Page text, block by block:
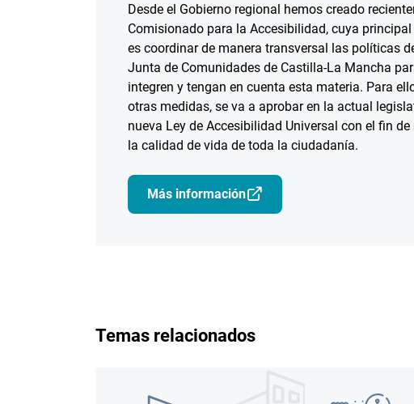
Desde el Gobierno regional hemos creado
Comisionado para la Accesibilidad, cuya
es coordinar de manera transversal las políticas
Junta de Comunidades de Castilla-La Mancha
integren y tengan en cuenta esta materia. Para
otras medidas, se va a aprobar en la actual
nueva Ley de Accesibilidad Universal con el fin de
la calidad de vida de toda la ciudadanía.
Más información
Temas relacionados
Imagen